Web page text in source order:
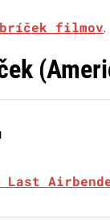
filmov.
Last